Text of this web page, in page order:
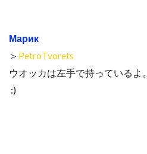
Марик
＞ PetroTvorets
ウオッカは左手で持っているよ。
:)